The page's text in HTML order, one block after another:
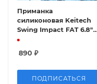
Приманка
силиконовая Keitech
Swing Impact FAT 6.8"
#EA22 Electric Silver
890 ₽
ПОДПИСАТЬСЯ